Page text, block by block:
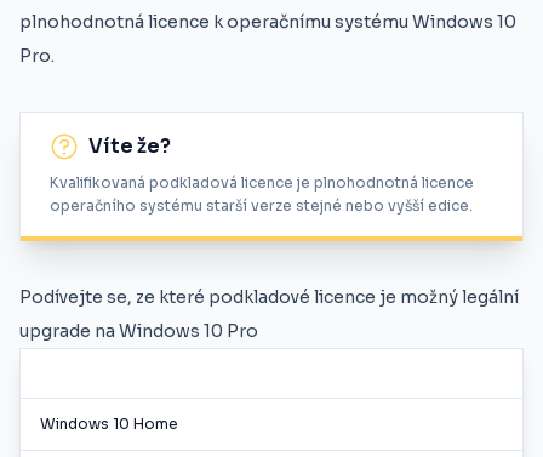
plnohodnotná licence k operačnímu systému Windows 10
Pro.
Víte že?
Kvalifikovaná podkladová licence je plnohodnotná licence
operačního systému starší verze stejné nebo vyšší edice.
Podívejte se, ze které podkladové licence je možný legální
upgrade na Windows 10 Pro
Windows 10 Home